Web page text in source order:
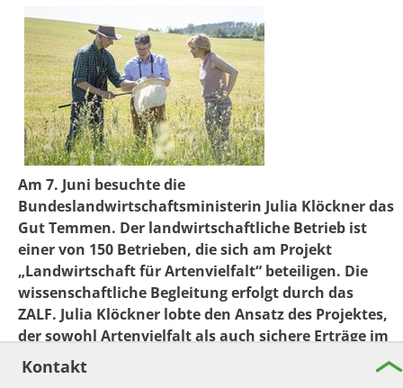
Am 7. Juni besuchte die
Bundeslandwirtschaftsministerin Julia Klöckner das
Gut Temmen. Der landwirtschaftliche Betrieb ist
einer von 150 Betrieben, die sich am Projekt
„Landwirtschaft für Artenvielfalt“ beteiligen. Die
wissenschaftliche Begleitung erfolgt durch das
ZALF. Julia Klöckner lobte den Ansatz des Projektes,
der sowohl Artenvielfalt als auch sichere Erträge im
Blick hat. Besonders hervorzuheben ist, dass
Verbraucher durch den Kauf bestimmter
Kontakt